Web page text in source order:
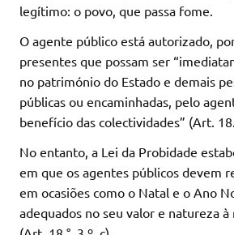
legítimo: o povo, que passa fome.
O agente público está autorizado,
presentes que possam ser
no património do Estado e demais
públicas ou encaminhadas, pelo
benefício das colectividades” (Art.
No entanto, a Lei da Probidade
em que os agentes públicos devem
em ocasiões como o Natal e o Ano
adequados no seu valor e natureza à